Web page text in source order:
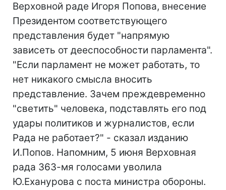
Верховной раде Игоря Попова, внесение
Президентом соответствующего
представления будет "напрямую
зависеть от дееспособности парламента".
"Если парламент не может работать, то
нет никакого смысла вносить
представление. Зачем преждевременно
"светить" человека, подставлять его под
удары политиков и журналистов, если
Рада не работает?" - сказал изданию
И.Попов. Напомним, 5 июня Верховная
рада 363-мя голосами уволила
Ю.Еханурова с поста министра обороны.